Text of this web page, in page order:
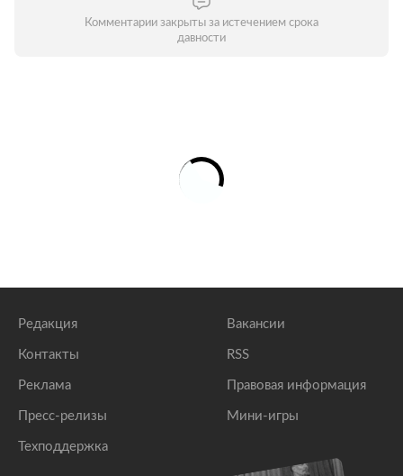
Комментарии закрыты за истечением срока
давности
Редакция
Контакты
Реклама
Пресс-релизы
Техподдержка
Вакансии
RSS
Правовая информация
Мини-игры